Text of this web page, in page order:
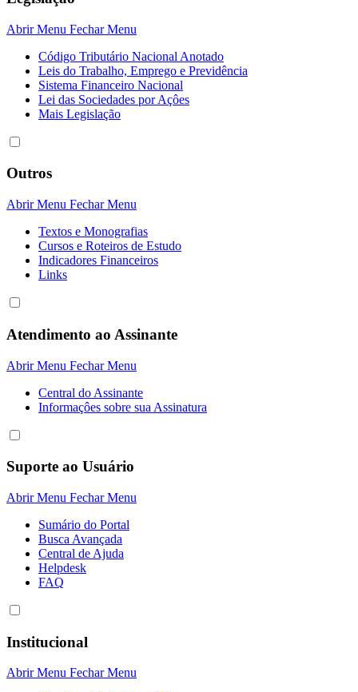
Abrir Menu Fechar Menu
Código Tributário Nacional Anotado
Leis do Trabalho, Emprego e Previdência
Sistema Financeiro Nacional
Lei das Sociedades por Açôes
Mais Legislação
Outros
Abrir Menu Fechar Menu
Textos e Monografias
Cursos e Roteiros de Estudo
Indicadores Financeiros
Links
Atendimento ao Assinante
Abrir Menu Fechar Menu
Central do Assinante
Informaçôes sobre sua Assinatura
Suporte ao Usuário
Abrir Menu Fechar Menu
Sumário do Portal
Busca Avançada
Central de Ajuda
Helpdesk
FAQ
Institucional
Abrir Menu Fechar Menu